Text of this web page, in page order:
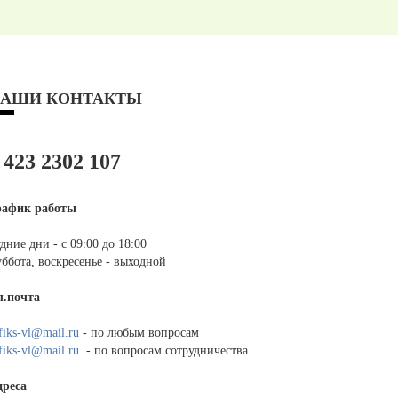
КОНТАКТЫ
2302 107
работы
дни - с 09:00 до 18:00
воскресенье - выходной
vl@mail.ru - по любым вопросам
vl@mail.ru - по вопросам сотрудничества